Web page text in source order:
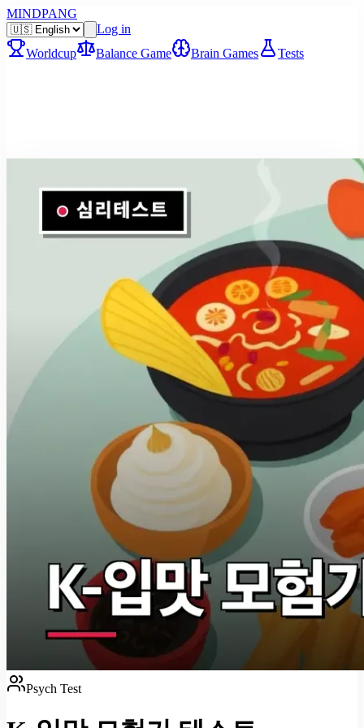
MINDPANG
Log in
Worldcup
Balance Game Brain Games Tests
Psych Test